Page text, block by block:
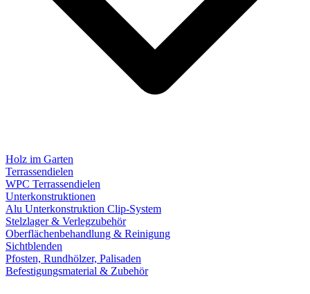
Holz im Garten
Terrassendielen
WPC Terrassendielen
Unterkonstruktionen
Alu Unterkonstruktion Clip-System
Stelzlager & Verlegzubehör
Oberflächenbehandlung & Reinigung
Sichtblenden
Pfosten, Rundhölzer, Palisaden
Befestigungsmaterial & Zubehör